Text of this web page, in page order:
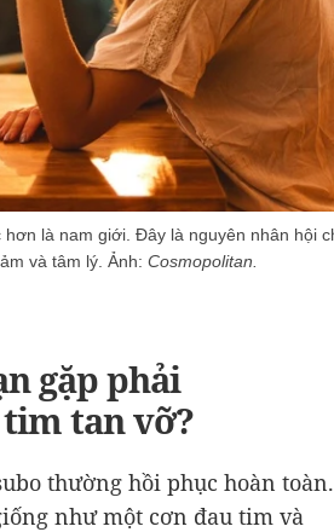
là nam giới. Đây là nguyên nhân hội
và tâm lý. Ảnh: Cosmopolitan.
gặp phải
tan vỡ?
thường hồi phục hoàn toàn.
như một cơn đau tim và